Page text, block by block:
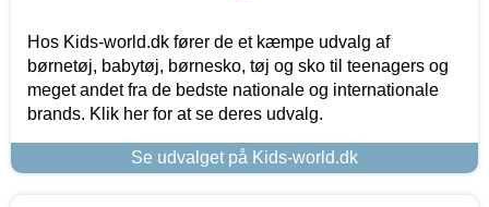
Hos Kids-world.dk fører de et kæmpe udvalg af
børnetøj, babytøj, børnesko, tøj og sko til teenagers og
meget andet fra de bedste nationale og internationale
brands. Klik her for at se deres udvalg.
Se udvalget på Kids-world.dk